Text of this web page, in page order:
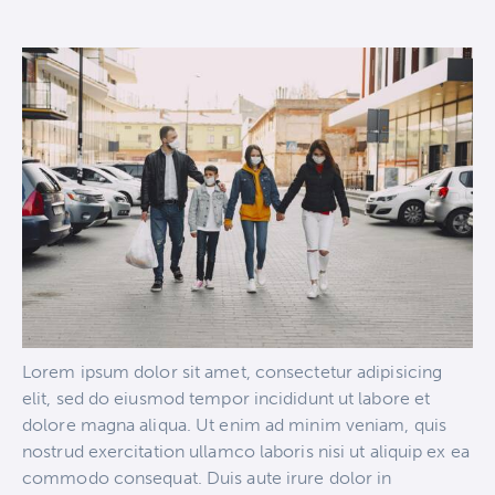
Lorem ipsum dolor sit amet, consectetur adipisicing
elit, sed do eiusmod tempor incididunt ut labore et
dolore magna aliqua. Ut enim ad minim veniam, quis
nostrud exercitation ullamco laboris nisi ut aliquip ex ea
commodo consequat. Duis aute irure dolor in